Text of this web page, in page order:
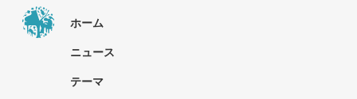
ホーム
ニュース
テーマ